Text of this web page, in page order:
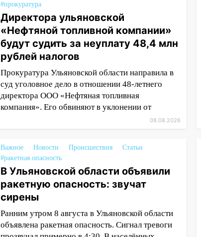
#прокуратура
Директора ульяновской
«Нефтяной топливной компании»
будут судить за неуплату 48,4 млн
рублей налогов
Прокуратура Ульяновской области направила в
суд уголовное дело в отношении 48-летнего
директора ООО «Нефтяная топливная
компания». Его обвиняют в уклонении от
08.08.2026
Важное Новости Происшествия
Статьи
#ракетная опасность
В Ульяновской области объявили
ракетную опасность: звучат
сирены
Ранним утром 8 августа в Ульяновской области
объявлена ракетная опасность. Сигнал тревоги